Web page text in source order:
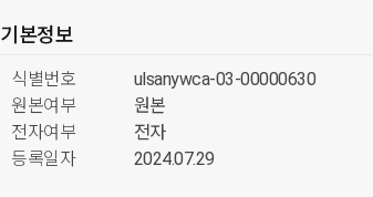
기본정보
식별번호
ulsanywca-03-00000630
원본여부
원본
전자여부
전자
등록일자
2024.07.29